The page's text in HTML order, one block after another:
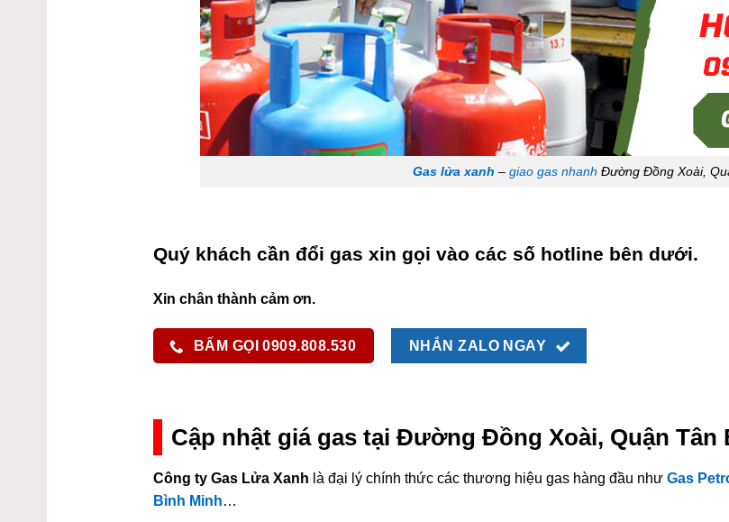
Gas lửa xanh –giao gas nhanh Đường Đồng Xoài,
Quý khách cần đổi gas xin gọi vào các số hotline bên dưới.
Xin chân thành cảm ơn.
BẤM GỌI 0909.808.530 NHẮN ZALO NGAY
Cập nhật giá gas tại Đường Đồng Xoài, Quận Tân
Công ty Gas Lửa Xanh là đại lý chính thức các thương hiệu gas hàng đầu nhưGas
Bình Minh…